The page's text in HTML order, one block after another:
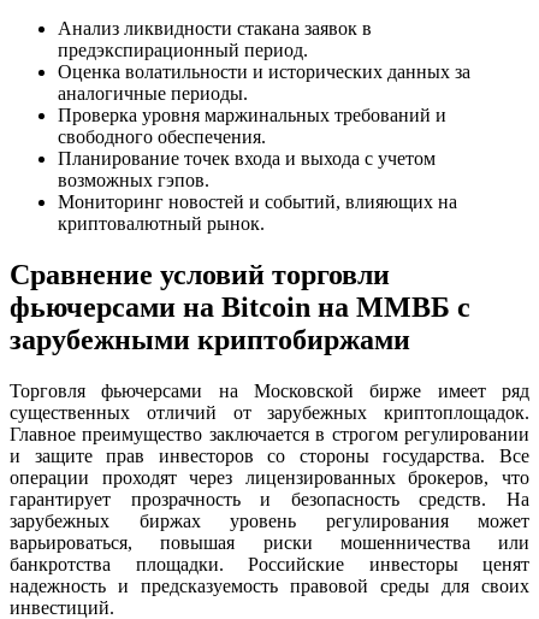
Анализ ликвидности стакана заявок в
предэкспирационный период.
Оценка волатильности и исторических данных за
аналогичные периоды.
Проверка уровня маржинальных требований и
свободного обеспечения.
Планирование точек входа и выхода с учетом
возможных гэпов.
Мониторинг новостей и событий, влияющих на
криптовалютный рынок.
Сравнение условий торговли
фьючерсами на Bitcoin на ММВБ с
зарубежными криптобиржами
Торговля фьючерсами на Московской бирже имеет ряд
существенных отличий от зарубежных криптоплощадок.
Главное преимущество заключается в строгом регулировании
и защите прав инвесторов со стороны государства. Все
операции проходят через лицензированных брокеров, что
гарантирует прозрачность и безопасность средств. На
зарубежных биржах уровень регулирования может
варьироваться, повышая риски мошенничества или
банкротства площадки. Российские инвесторы ценят
надежность и предсказуемость правовой среды для своих
инвестиций.